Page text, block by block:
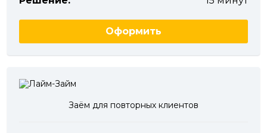
Оформить
Заём для повторных клиентов